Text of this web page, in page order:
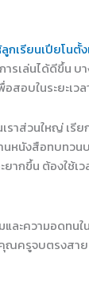
ลูกเรียนเปียโน
รเล่นได้ดีขึ้น
อบในระยะเวล
าส่วนใหญ่ เ
นหนังสือทบท
ากขึ้น ต้องใช้
ะความอดทน
ณครูจบตรงสา